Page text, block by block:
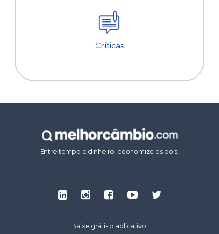
Críticas
Entre tempo e dinheiro, economize os dois!
Baixe grátis o aplicativo: